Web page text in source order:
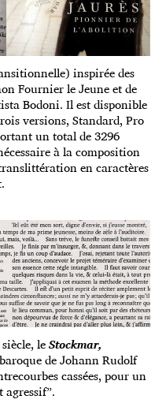
inspirée des
Fournier le Jeune et de
Bodoni. Il est disponible
versions, Standard, Pro
un total de 3296
à la composition
en caractères
siècle, leStockmar,
de Johann Rudolf
cassées, pour un
agressif”.